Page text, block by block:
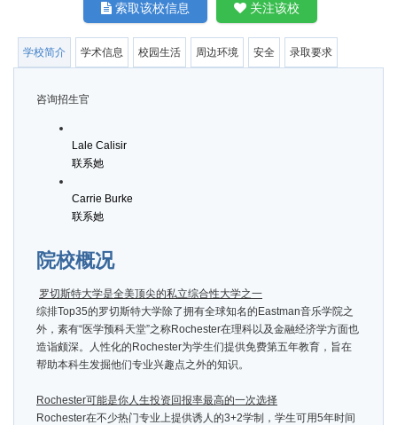
关注该校
索取该校信息
学校简介 学术信息 校园生活 周边环境 安全 录取要求
咨询招生官
Lale Calisir
联系她
Carrie Burke
联系她
院校概况
罗切斯特大学是全美顶尖的私立综合性大学之一
综排Top35的罗切斯特大学除了拥有全球知名的Eastman音乐学院之
外，素有“医学预科天堂”之称Rochester在理科以及金融经济学方面也
造诣颇深。人性化的Rochester为学生们提供免费第五年教育，旨在
帮助本科生发掘他们专业兴趣点之外的知识。
Rochester可能是你人生投资回报率最高的一次选择
Rochester在不少热门专业上提供诱人的3+2学制，学生可用5年时间